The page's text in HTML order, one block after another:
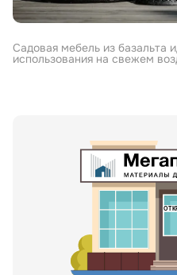
Садовая мебель из базальта
использования на свежем